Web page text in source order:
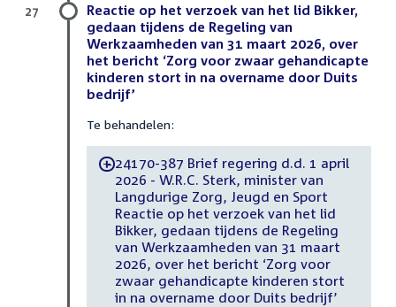
Reactie op het verzoek van het lid Bikker,
gedaan tijdens de Regeling van
Werkzaamheden van 31 maart 2026, over
het bericht ‘Zorg voor zwaar gehandicapte
kinderen stort in na overname door Duits
bedrijf’
Te behandelen:
-24170-387 Brief regering d.d. 1 april
2026 - W.R.C. Sterk, minister van
Langdurige Zorg, Jeugd en Sport
Reactie op het verzoek van het lid
Bikker, gedaan tijdens de Regeling
van Werkzaamheden van 31 maart
2026, over het bericht ‘Zorg voor
zwaar gehandicapte kinderen stort
in na overname door Duits bedrijf’
27